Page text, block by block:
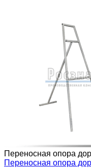
Переносная опора
Переносная опора